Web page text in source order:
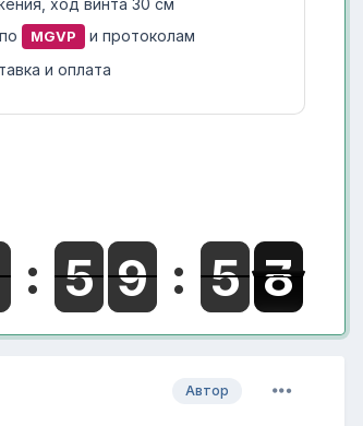
MGVP
и протоколам
и оплата
Автор